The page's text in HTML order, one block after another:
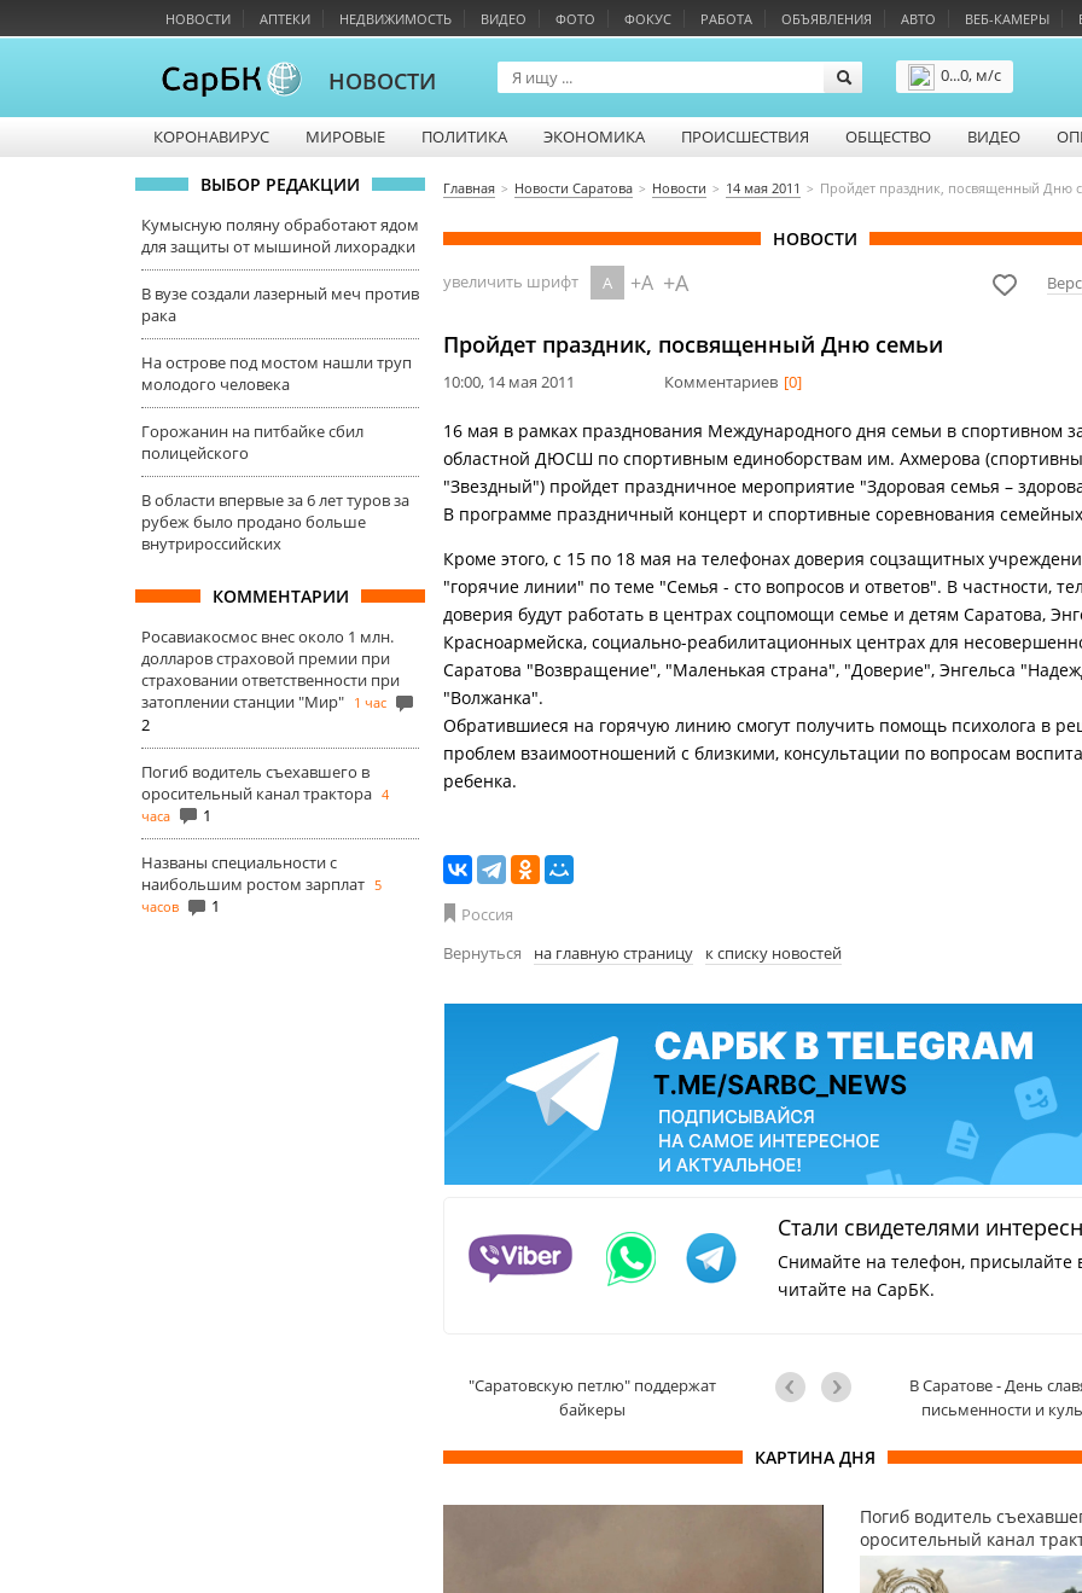
НОВОСТИ АПТЕКИ НЕДВИЖИМОСТЬ ВИДЕО ФОТО ФОКУС РАБОТА ОБЪЯВЛЕНИЯ АВТО ВЕБ-КАМЕРЫ
НОВОСТИ
0...0, м/с
КОРОНАВИРУС МИРОВЫЕ ПОЛИТИКА ЭКОНОМИКА ПРОИСШЕСТВИЯ ОБЩЕСТВО ВИДЕО
ВЫБОР РЕДАКЦИИ
Кумысную поляну обработают ядом
для защиты от мышиной лихорадки
В вузе создали лазерный меч против
рака
На острове под мостом нашли труп
молодого человека
Горожанин на питбайке сбил
полицейского
В области впервые за 6 лет туров за
рубеж было продано больше
внутрироссийских
КОММЕНТАРИИ
Росавиакосмос внес около 1 млн.
долларов страховой премии при
страховании ответственности при
затоплении станции "Мир" 1 час
2
Погиб водитель съехавшего в
оросительный канал трактора 4
часа
1
Названы специальности с
наибольшим ростом зарплат 5
часов
1
Главная Новости Саратова Новости 14 мая 2011 Пройдет праздник, посвященный Дню
НОВОСТИ
увеличить шрифт A +A +A
Пройдет праздник, посвященный Дню семьи
10:00, 14 мая 2011 Комментариев [0]
16 мая в рамках празднования Международного дня семьи в спортивном
областной ДЮСШ по спортивным единоборствам им. Ахмерова
"Звездный") пройдет праздничное мероприятие "Здоровая семья –
В программе праздничный концерт и спортивные соревнования семейных
Кроме этого, с 15 по 18 мая на телефонах доверия соцзащитных
"горячие линии" по теме "Семья - сто вопросов и ответов". В частности,
доверия будут работать в центрах соцпомощи семье и детям Саратова,
Красноармейска, социально-реабилитационных центрах для
Саратова "Возвращение", "Маленькая страна", "Доверие", Энгельса
"Волжанка".
Обратившиеся на горячую линию смогут получить помощь психолога в
проблем взаимоотношений с близкими, консультации по вопросам
ребенка.
Россия
Вернуться
на главную страницу к списку новостей
Стали свидетелями
Снимайте на телефон, присылайте
читайте на СарБК.
"Саратовскую петлю" поддержат
байкеры
В Саратове - День
письменности и
КАРТИНА ДНЯ
Погиб водитель
оросительный канал